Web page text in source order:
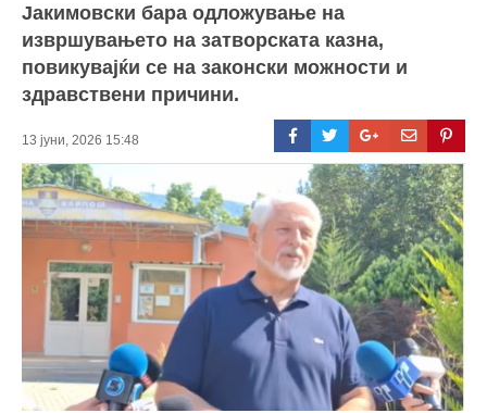
Јакимовски бара одложување на
извршувањето на затворската казна,
повикувајќи се на законски можности и
здравствени причини.
13 јуни, 2026 15:48